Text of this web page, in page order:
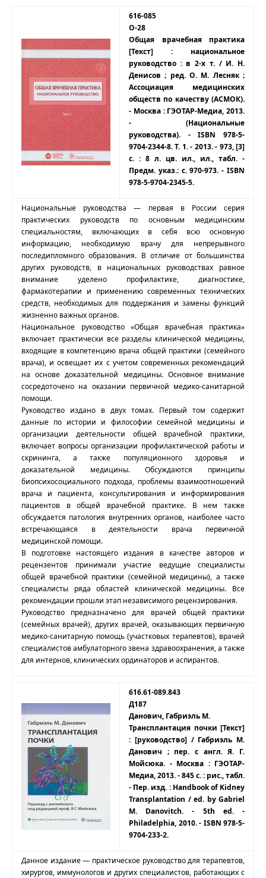
616-085
О-28
Общая врачебная практика
[Текст] : национальное
руководство : в 2-х т. / И. Н.
Денисов ; ред. О. М. Лесняк ;
Ассоциация медицинских
обществ по качеству (АСМОК).
- Москва : ГЭОТАР-Медиа, 2013.
- (Национальные
руководства). - ISBN 978-5-
9704-2344-8. Т. 1. - 2013. - 973, [3]
с. : 8 л. цв. ил., ил., табл. -
Предм. указ.: с. 970-973. - ISBN
978-5-9704-2345-5.
Национальные руководства — первая в России серия
практических руководств по основным медицинским
специальностям, включающих в себя всю основную
информацию, необходимую врачу для непрерывного
последипломного образования. В отличие от большинства
других руководств, в национальных руководствах равное
внимание уделено профилактике, диагностике,
фармакотерапии и применению современных технических
средств, необходимых для поддержания и замены функций
жизненно важных органов.
Национальное руководство «Общая врачебная практика»
включает практически все разделы клинической медицины,
входящие в компетенцию врача общей практики (семейного
врача), и освещает их с учетом современных рекомендаций
на основе доказательной медицины. Основное внимание
сосредоточено на оказании первичной медико-санитарной
помощи.
Руководство издано в двух томах. Первый том содержит
данные по истории и философии семейной медицины и
организации деятельности общей врачебной практики,
включает вопросы организации профилактической работы и
скрининга, а также популяционного здоровья и
доказательной медицины. Обсуждаются принципы
биопсихосоциального подхода, проблемы взаимоотношений
врача и пациента, консультирования и информирования
пациентов в общей врачебной практике. В нем также
обсуждается патология внутренних органов, наиболее часто
встречающаяся в деятельности врача первичной
медицинской помощи.
В подготовке настоящего издания в качестве авторов и
рецензентов принимали участие ведущие специалисты
общей врачебной практики (семейной медицины), а также
специалисты ряда областей клинической медицины. Все
рекомендации прошли этап независимого рецензирования.
Руководство предназначено для врачей общей практики
(семейных врачей), других врачей, оказывающих первичную
медико-санитарную помощь (участковых терапевтов), врачей
специалистов амбулаторного звена здравоохранения, а также
для интернов, клинических ординаторов и аспирантов.
616.61-089.843
Д187
Данович, Габриэль М.
Трансплантация почки [Текст]
: [руководство] / Габриэль М.
Данович ; пер. с англ. Я. Г.
Мойсюка. - Москва : ГЭОТАР-
Медиа, 2013. - 845 с. : рис., табл.
- Пер. изд. : Handbook of Kidney
Transplantation / ed. by Gabriel
M. Danovitch. - 5th ed. -
Philadelphia, 2010. - ISBN 978-5-
9704-233-2.
Данное издание — практическое руководство для терапевтов,
хирургов, иммунологов и других специалистов, работающих с